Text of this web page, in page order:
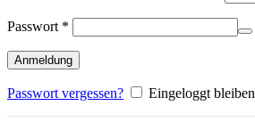
Passwort *
Anmeldung
Passwort vergessen? Eingeloggt bleiben